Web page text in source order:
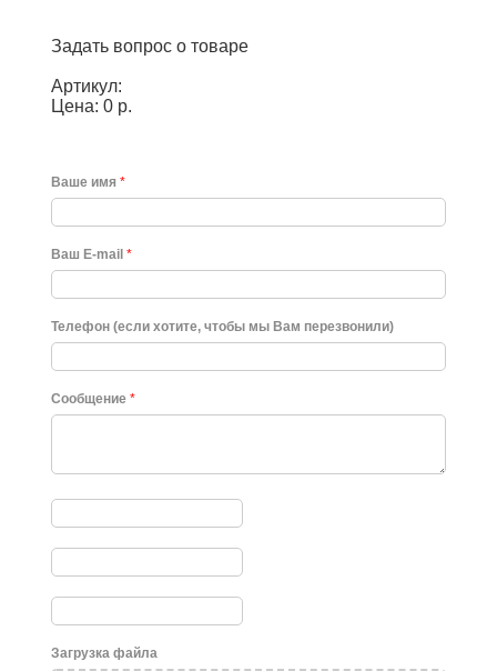
Задать вопрос о товаре
Артикул:
Цена: 0 р.
Ваше имя *
Ваш E-mail *
Телефон (если хотите, чтобы мы Вам перезвонили)
Сообщение *
Загрузка файла